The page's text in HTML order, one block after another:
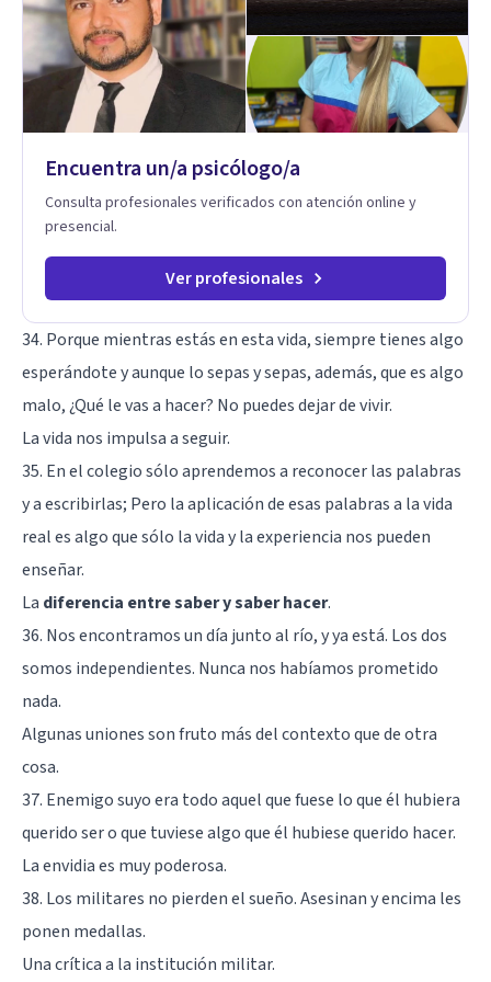
Encuentra un/a psicólogo/a
Consulta profesionales verificados con atención online y
presencial.
Ver profesionales
34. Porque mientras estás en esta vida, siempre tienes algo
esperándote y aunque lo sepas y sepas, además, que es algo
malo, ¿Qué le vas a hacer? No puedes dejar de vivir.
La vida nos impulsa a seguir.
35. En el colegio sólo aprendemos a reconocer las palabras
y a escribirlas; Pero la aplicación de esas palabras a la vida
real es algo que sólo la vida y la experiencia nos pueden
enseñar.
La diferencia entre saber y saber hacer.
36. Nos encontramos un día junto al río, y ya está. Los dos
somos independientes. Nunca nos habíamos prometido
nada.
Algunas uniones son fruto más del contexto que de otra
cosa.
37. Enemigo suyo era todo aquel que fuese lo que él hubiera
querido ser o que tuviese algo que él hubiese querido hacer.
La envidia es muy poderosa.
38. Los militares no pierden el sueño. Asesinan y encima les
ponen medallas.
Una crítica a la institución militar.